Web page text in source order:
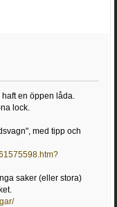
en öppen låda.
lock.
med tipp och
saker (eller stora)